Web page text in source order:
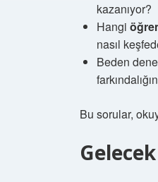
kazanıyor?
Hangi
nasıl
Beden
Bu sorular,